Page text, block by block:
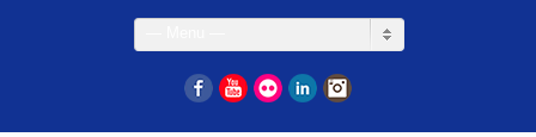
FacebookYouTube
Flickr LinkedIn